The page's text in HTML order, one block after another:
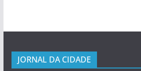
JORNAL DA CIDADE